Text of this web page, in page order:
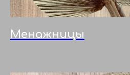
Менажницы